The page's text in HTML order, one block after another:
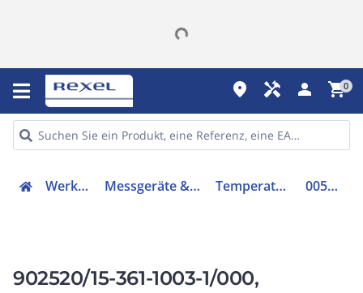
place handyman person shopping_cart0
Werkzeuge Messgeräte & Zubehör Temperatursonde 00546799
902520/15-361-1003-1/000,